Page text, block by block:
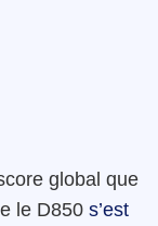
global que
le D850 s’est